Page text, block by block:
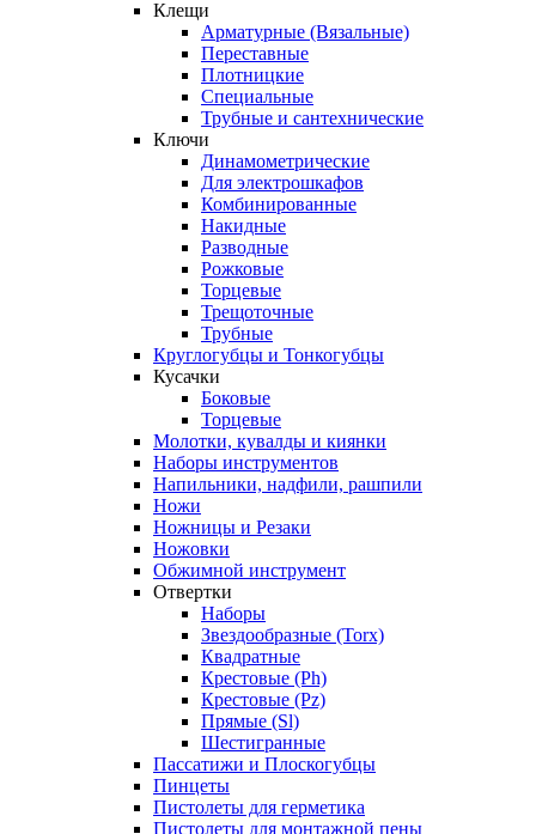
Клещи
Арматурные (Вязальные)
Переставные
Плотницкие
Специальные
Трубные и сантехнические
Ключи
Динамометрические
Для электрошкафов
Комбинированные
Накидные
Разводные
Рожковые
Торцевые
Трещоточные
Трубные
Круглогубцы и Тонкогубцы
Кусачки
Боковые
Торцевые
Молотки, кувалды и киянки
Наборы инструментов
Напильники, надфили, рашпили
Ножи
Ножницы и Резаки
Ножовки
Обжимной инструмент
Отвертки
Наборы
Звездообразные (Torx)
Квадратные
Крестовые (Ph)
Крестовые (Pz)
Прямые (Sl)
Шестигранные
Пассатижи и Плоскогубцы
Пинцеты
Пистолеты для герметика
Пистолеты для монтажной пены